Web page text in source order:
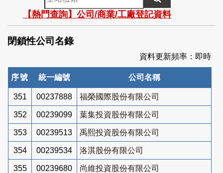
站
檢
索
【熱門查詢】公司/商業/工廠登記資料
閉鎖性公司名錄
資料更新頻率：即時
序號 統一編號 公司名稱
351 00237888 福榮國際股份有限公司
352 00239099 葉集投資股份有限公司
353 00239513 禹熙投資股份有限公司
354 00239534 洛淇股份有限公司
355 00239680 尚維投資股份有限公司